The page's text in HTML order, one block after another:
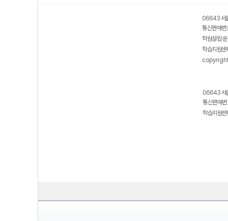
06643 서
통신판매
학원설립·
학습지원
06643 서
통신판매
학습지원